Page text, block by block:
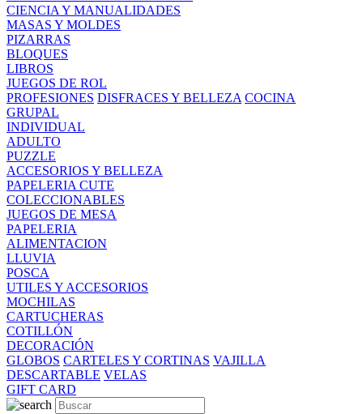
CIENCIA Y MANUALIDADES
MASAS Y MOLDES
PIZARRAS
BLOQUES
LIBROS
JUEGOS DE ROL
PROFESIONES DISFRACES Y BELLEZA COCINA
GRUPAL
INDIVIDUAL
ADULTO
PUZZLE
ACCESORIOS Y BELLEZA
PAPELERIA CUTE
COLECCIONABLES
JUEGOS DE MESA
PAPELERIA
ALIMENTACION
LLUVIA
POSCA
UTILES Y ACCESORIOS
MOCHILAS
CARTUCHERAS
COTILLÓN
DECORACIÓN
GLOBOS CARTELES Y CORTINAS VAJILLA
DESCARTABLE VELAS
GIFT CARD